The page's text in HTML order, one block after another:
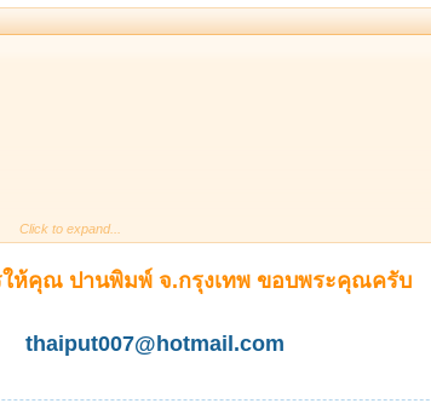
ล้วคลาดปลอดภัย สามารถแก้คุณไสย เมต
น และพื้นที่ใกล้เคียง ส่วนใหญ่นิยมเหรียญรุ่นนี้
ยู่ที่หลักพันต้นๆ จนถึงหลักพันกลาง แต่ส่วนมา
ำไปปล่อยให้เช่าบูชาต่อ จนกลายเป็นเหรียญ
มยาม เนื้อทองแดงผิวไฟแดงแปร๊ด ตอกโค๊
ากวัด แบ่งบูชา 400 บาท (พร้อมจัดส่งครับ)
ปลุกเสก เหรียญนี้ออกโดยวัดซับไม้แดง
ที่นำลงให้บูชาเนื้อเป็นเหรียญเนื้อนวะโลหะ
Click to expand...
ให้คุณ ปานพิมพ์ จ.กรุงเทพ ขอบพระคุณครับ
thaiput007@hotmail.com